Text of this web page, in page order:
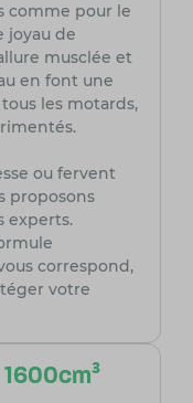
comme pour le
joyau de
musclée et
en font une
les motards,
ou fervent
proposons
experts.
correspond,
votre